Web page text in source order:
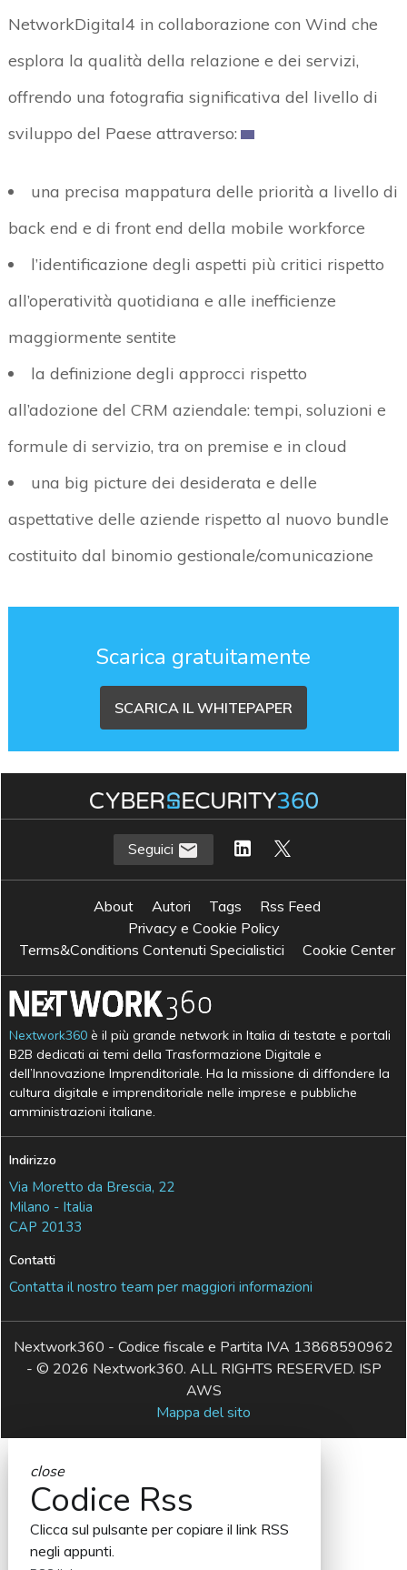
NetworkDigital4 in collaborazione con Wind che
esplora la qualità della relazione e dei servizi,
offrendo una fotografia significativa del livello di
sviluppo del Paese attraverso:
una precisa mappatura delle priorità a livello di
back end e di front end della mobile workforce
l’identificazione degli aspetti più critici rispetto
all’operatività quotidiana e alle inefficienze
maggiormente sentite
la definizione degli approcci rispetto
all’adozione del CRM aziendale: tempi, soluzioni e
formule di servizio, tra on premise e in cloud
una big picture dei desiderata e delle
aspettative delle aziende rispetto al nuovo bundle
costituito dal binomio gestionale/comunicazione
Scarica gratuitamente
SCARICA IL WHITEPAPER
Seguici
About Autori Tags
Rss Feed
Privacy e Cookie Policy
Terms&Conditions Contenuti Specialistici
Cookie Center
Nextwork360 è il più grande network in Italia di testate e portali
B2B dedicati ai temi della Trasformazione Digitale e
dell’Innovazione Imprenditoriale. Ha la missione di diffondere la
cultura digitale e imprenditoriale nelle imprese e pubbliche
amministrazioni italiane.
Indirizzo
Via Moretto da Brescia, 22
Milano - Italia
CAP 20133
Contatti
Contatta il nostro team per maggiori informazioni
Nextwork360 - Codice fiscale e Partita IVA 13868590962
- © 2026 Nextwork360. ALL RIGHTS RESERVED. ISP
AWS
Mappa del sito
close
Codice Rss
Clicca sul pulsante per copiare il link RSS
negli appunti.